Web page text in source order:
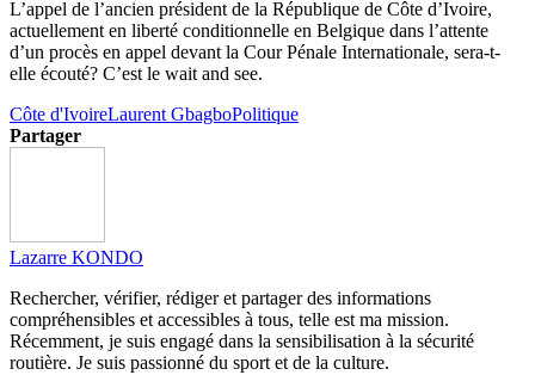
L’appel de l’ancien président de la République de Côte d’Ivoire,
actuellement en liberté conditionnelle en Belgique dans l’attente
d’un procès en appel devant la Cour Pénale Internationale, sera-t-
elle écouté? C’est le wait and see.
Côte d'IvoireLaurent GbagboPolitique
Partager
Lazarre KONDO
Rechercher, vérifier, rédiger et partager des informations
compréhensibles et accessibles à tous, telle est ma mission.
Récemment, je suis engagé dans la sensibilisation à la sécurité
routière. Je suis passionné du sport et de la culture.